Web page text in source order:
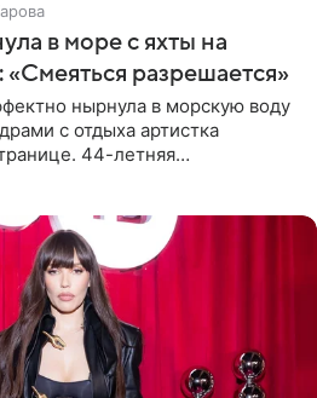
в море с яхты на
разрешается»
нырнула в морскую воду
с отдыха артистка
44-летняя